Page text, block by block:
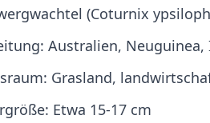
(Coturnix
Australien,
Grasland,
Etwa 15-17 cm